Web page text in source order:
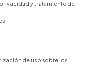
y tratamiento de
de uso sobre los